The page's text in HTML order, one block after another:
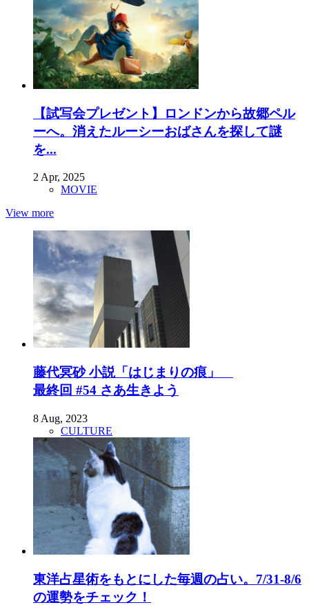
【試写会プレゼント】ロンドンから故郷ペル
ーへ。消えたルーシーおばさんを探して謎
を...
2 Apr, 2025
MOVIE
View more
藤代冥砂 小説「はじまりの痕」
最終回 #54 さあ生きよう
8 Aug, 2023
CULTURE
東洋占星術をもとにした毎週の占い。7/31-8/6
の運勢をチェック！